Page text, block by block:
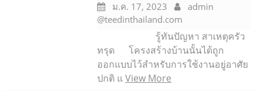
ม.ค. 17, 2023
admin
@teedinthailand.com
รู้ทันปัญหา สาเหตุครัว
ทรุด โครงสร้างบ้านนั้นได้ถูก
ออกแบบไว้สำหรับการใช้งานอยู่อาศัย
ปกติ แView More